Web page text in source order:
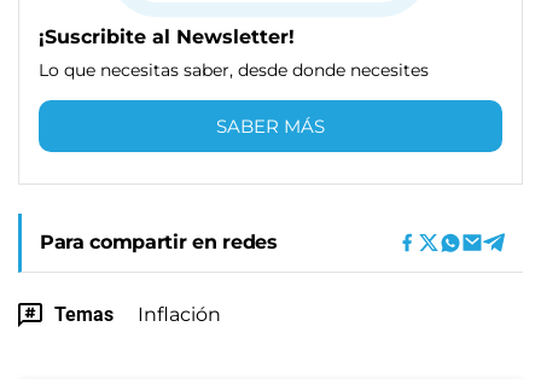
¡Suscribite al Newsletter!
Lo que necesitas saber, desde donde necesites
SABER MÁS
Para compartir en redes
Temas Inflación